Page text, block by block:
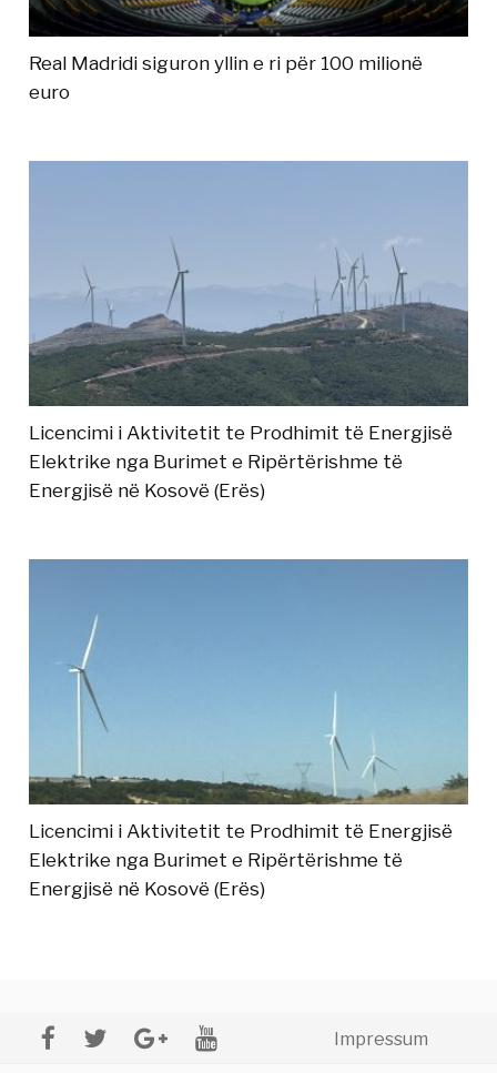
Real Madridi siguron yllin e ri për 100 milionë
euro
Licencimi i Aktivitetit te Prodhimit të Energjisë
Elektrike nga Burimet e Ripërtërishme të
Energjisë në Kosovë (Erës)
Licencimi i Aktivitetit te Prodhimit të Energjisë
Elektrike nga Burimet e Ripërtërishme të
Energjisë në Kosovë (Erës)
Impressum